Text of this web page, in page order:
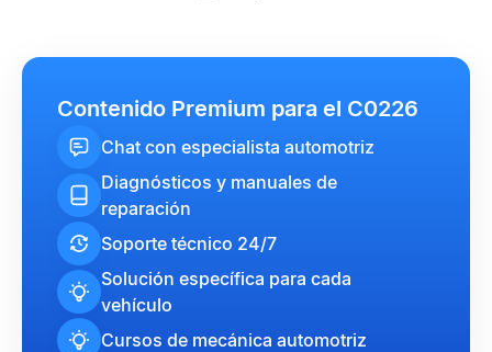
Contenido Premium para el C0226
Chat con especialista automotriz
Diagnósticos y manuales de
reparación
Soporte técnico 24/7
Solución específica para cada
vehículo
Cursos de mecánica automotriz